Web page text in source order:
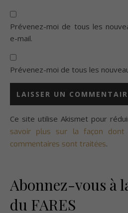
Prévenez-moi de tous les
e-mail.
Prévenez-moi de tous les
Ce site utilise Akismet pour
savoir plus sur la façon dont
commentaires sont traitées.
Abonnez-vous à
du FARES